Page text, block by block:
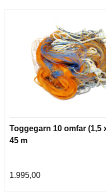
Toggegarn 10 omfar (1,5
45 m
1.995,00